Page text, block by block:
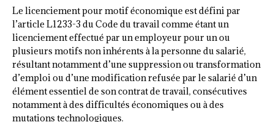
Le licenciement pour motif économique est défini par
l’article L1233-3 du Code du travail comme étant un
licenciement effectué par un employeur pour un ou
plusieurs motifs non inhérents à la personne du salarié,
résultant notamment d’une suppression ou transformation
d’emploi ou d’une modification refusée par le salarié d’un
élément essentiel de son contrat de travail, consécutives
notamment à des difficultés économiques ou à des
mutations technologiques.